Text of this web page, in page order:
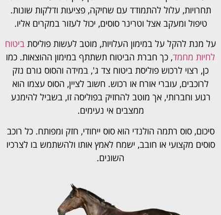
תחרויות, עלול להתמודד עם שחיקה, פציעות ודלקות שונות.
טיפול ומעקב אצל וטרינר סוסים, יכול לעזור במקרים אליו.
על מנת להקל על במימון העלויות, מוטב לעשות פוליסת ביטוח
לחיות מחמד, כך חברת הביטוח תשתתף במימון ההוצאות. כמו
כן, רצוי לרכוש פוליסת ביטוח צד ג', במידה והסוס גורם נזק
לרוכבים, עוברי אורח או רכוש. חשוב לציין, הסוס עצמו הוא
רגוע וחברותי, אך מוטב להחזיק בפוליסה זו, בשביל להימנע
ממצבים אי נעימים.
סיכום,סוס רתמה הולנדי הוא סוס ייחודי, חזק ומפותח. כל רוכב
סוסים מקצועי או חובב, ישמח לאמץ אותו ולהשתמש בו לצרכיו
השונים.